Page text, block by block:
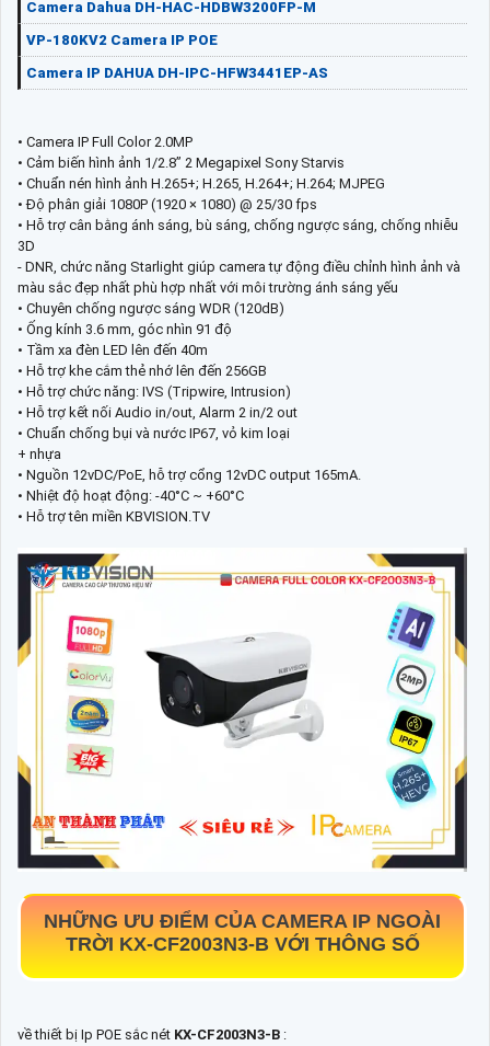
Camera Dahua DH-HAC-HDBW3200FP-M
VP-180KV2 Camera IP POE
Camera IP DAHUA DH-IPC-HFW3441EP-AS
• Camera IP Full Color 2.0MP
• Cảm biến hình ảnh 1/2.8” 2 Megapixel Sony Starvis
• Chuẩn nén hình ảnh H.265+; H.265, H.264+; H.264; MJPEG
• Độ phân giải 1080P (1920 × 1080) @ 25/30 fps
• Hỗ trợ cân bằng ánh sáng, bù sáng, chống ngược sáng, chống nhiễu
3D
- DNR, chức năng Starlight giúp camera tự động điều chỉnh hình ảnh và
màu sắc đẹp nhất phù hợp nhất với môi trường ánh sáng yếu
• Chuyên chống ngược sáng WDR (120dB)
• Ống kính 3.6 mm, góc nhìn 91 độ
• Tầm xa đèn LED lên đến 40m
• Hỗ trợ khe cắm thẻ nhớ lên đến 256GB
• Hỗ trợ chức năng: IVS (Tripwire, Intrusion)
• Hỗ trợ kết nối Audio in/out, Alarm 2 in/2 out
• Chuẩn chống bụi và nước IP67, vỏ kim loại
+ nhựa
• Nguồn 12vDC/PoE, hỗ trợ cổng 12vDC output 165mA.
• Nhiệt độ hoạt động: -40°C ~ +60°C
• Hỗ trợ tên miền KBVISION.TV
NHỮNG ƯU ĐIỂM CỦA CAMERA IP NGOÀI
TRỜI KX-CF2003N3-B VỚI THÔNG SỐ
về thiết bị Ip POE sắc nét KX-CF2003N3-B :